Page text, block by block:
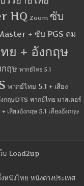
HQ Zoom ซับ
+ ซับ PGS คม
ย + อังกฤษ
ฤษ พากย์ไทย 5.1
พากย์ไทย 5.1 + เสียง
กฤษDTS พากย์ไทย มาสเตอร์
เสียงอังกฤษ 5.1 เสียงอังกฤษ
บ Load2up
นังไทย หนังต่างประเทศ